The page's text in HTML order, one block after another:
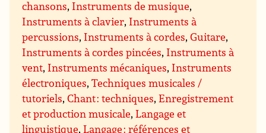
chansons, Instruments de musique,
Instruments à clavier, Instruments à
percussions, Instruments à cordes,Guitare,
Instruments à cordes pincées, Instruments à
vent, Instruments mécaniques, Instruments
électroniques,Techniques musicales /
tutoriels,Chant : techniques,Enregistrement
et production musicale,Langage et
linguistique,Langage : références et